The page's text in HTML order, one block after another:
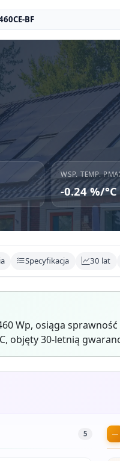
BF
WSP. TEMP.
-0.24 %/°C
Specyfikacja 30 lat
Wp, osiąga
objęty 30-letnią
5